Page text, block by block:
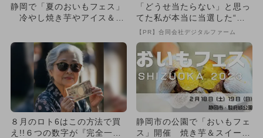
静岡で「夏のおいもフェス」
冷やし焼き芋やアイス＆体
「どうせ当たらない」と思っ
てた私が本当に当選した“買
い方”がこれ
【PR】合同会社デジタルファーム
８月のロト6はこの方法で買
え!!６つの数字が『完全一
静岡市の公園で「おいもフェ
ス」開催 焼き芋＆スイーツ